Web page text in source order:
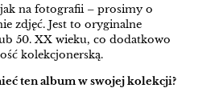
jak na fotografii – prosimy o
zdjęć. Jest to oryginalne
50. XX wieku, co dodatkowo
kolekcjonerską.
ten album w swojej kolekcji?